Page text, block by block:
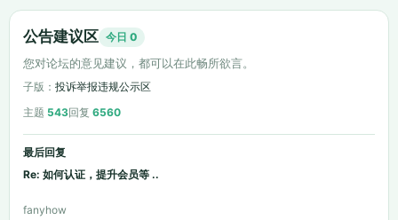
公告建议区 今日 0
您对论坛的意见建议，都可以在此畅所欲言。
子版： 投诉举报违规公示区
主题 543回复 6560
最后回复
Re: 如何认证，提升会员等 ..
fanyhow